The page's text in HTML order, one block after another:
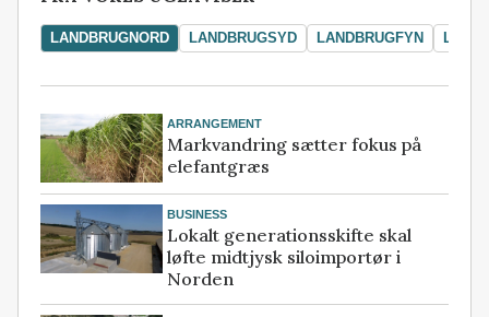
LANDBRUGNORD LANDBRUGSYD LANDBRUGFYN
ARRANGEMENT
Markvandring sætter fokus på
elefantgræs
BUSINESS
Lokalt generationsskifte skal
løfte midtjysk siloimportør i
Norden